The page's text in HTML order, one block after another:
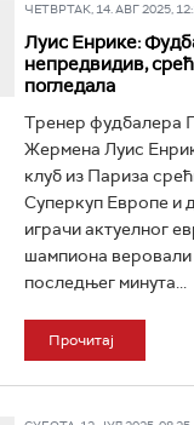
ЧЕТВРТАК, 14. АВГ 2025,
Луис Енрике:
непредвидив,
погледала
Тренер фудбалера
Жермена Луис
клуб из Париза
Суперкуп Европе и
играчи актуелног
шампиона веровали
последњег минута...
Прочитај